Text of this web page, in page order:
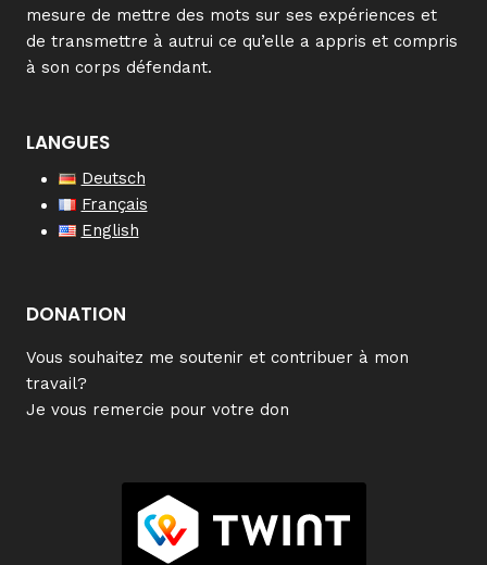
mesure de mettre des mots sur ses expériences et
de transmettre à autrui ce qu’elle a appris et compris
à son corps défendant.
LANGUES
Deutsch
Français
English
DONATION
Vous souhaitez me soutenir et contribuer à mon
travail?
Je vous remercie pour votre don